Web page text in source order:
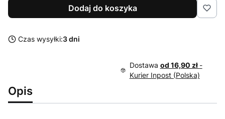
Dodaj do koszyka
Czas wysyłki:3 dni
Dostawa od 16,90 zł -
Kurier Inpost (Polska)
Opis